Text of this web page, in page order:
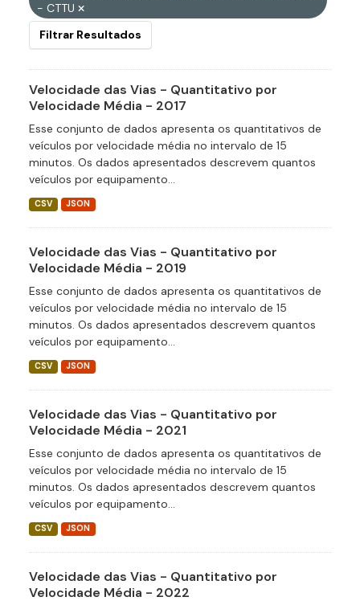
- CTTU
Filtrar Resultados
Velocidade das Vias - Quantitativo por
Velocidade Média - 2017
Esse conjunto de dados apresenta os quantitativos de
veículos por velocidade média no intervalo de 15
minutos. Os dados apresentados descrevem quantos
veículos por equipamento...
CSV JSON
Velocidade das Vias - Quantitativo por
Velocidade Média - 2019
Esse conjunto de dados apresenta os quantitativos de
veículos por velocidade média no intervalo de 15
minutos. Os dados apresentados descrevem quantos
veículos por equipamento...
CSV JSON
Velocidade das Vias - Quantitativo por
Velocidade Média - 2021
Esse conjunto de dados apresenta os quantitativos de
veículos por velocidade média no intervalo de 15
minutos. Os dados apresentados descrevem quantos
veículos por equipamento...
CSV JSON
Velocidade das Vias - Quantitativo por
Velocidade Média - 2022